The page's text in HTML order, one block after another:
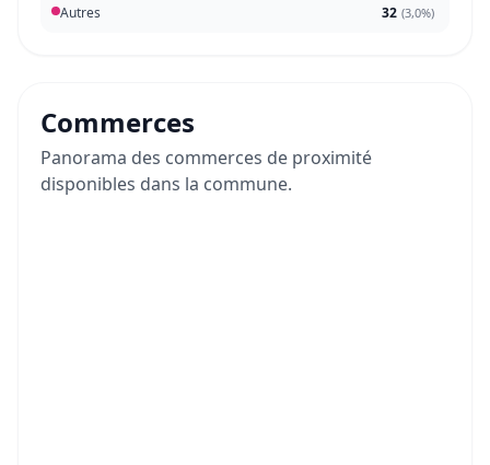
Autres 32 (3,0%)
Commerces
Panorama des commerces de proximité
disponibles dans la commune.